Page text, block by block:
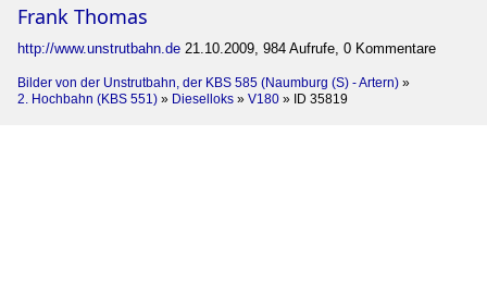
Frank Thomas
http://www.unstrutbahn.de 21.10.2009, 984 Aufrufe, 0 Kommentare
Bilder von der Unstrutbahn, der KBS 585 (Naumburg (S) - Artern) »
2. Hochbahn (KBS 551) » Dieselloks » V180 » ID 35819